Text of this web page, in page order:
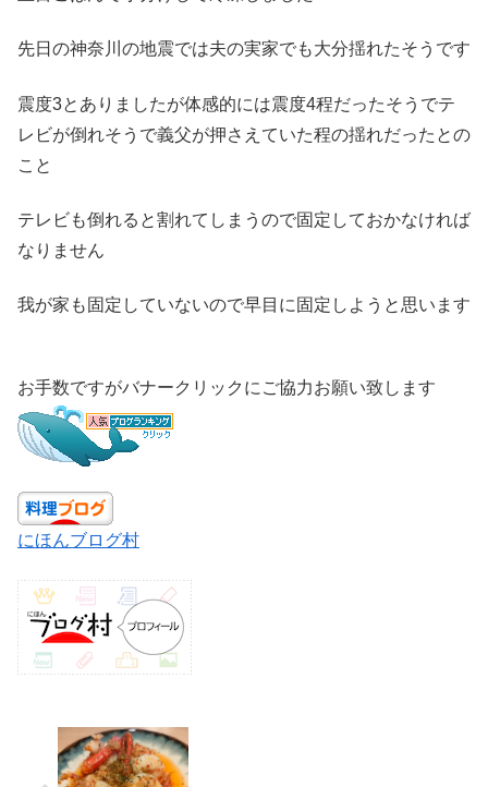
先日の神奈川の地震では夫の実家でも大分揺れたそうです
震度3とありましたが体感的には震度4程だったそうでテ
レビが倒れそうで義父が押さえていた程の揺れだったとの
こと
テレビも倒れると割れてしまうので固定しておかなければ
なりません
我が家も固定していないので早目に固定しようと思います
お手数ですがバナークリックにご協力お願い致します
にほんブログ村